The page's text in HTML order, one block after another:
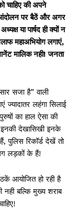
चाहिए की अपने
आंदोलन पर बैठें और अगर
या पार्षद ही क्यों न
महाअभियोग लगाएं,
मालिक नही! जनता
सजा है” वाली
ज्यादातर लहंगा सिलाई
का हाल ऐसा की
देखासिखी इनके
पुलिस रिकॉर्ड देखें तो
लड़कों के हैं!
आयोजित हो रही है
नही बल्कि मुख्य शराब